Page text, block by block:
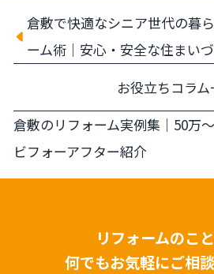
倉敷で快適なシニア世代の暮
ーム術｜安心・安全な住まい
お役立ちコラム
倉敷のリフォーム実例集｜50万
ビフォーアフター紹介
リフォームのこと
何でもお気軽にご相談